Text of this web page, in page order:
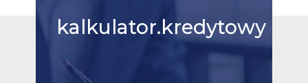
kalkulator.kredytowy